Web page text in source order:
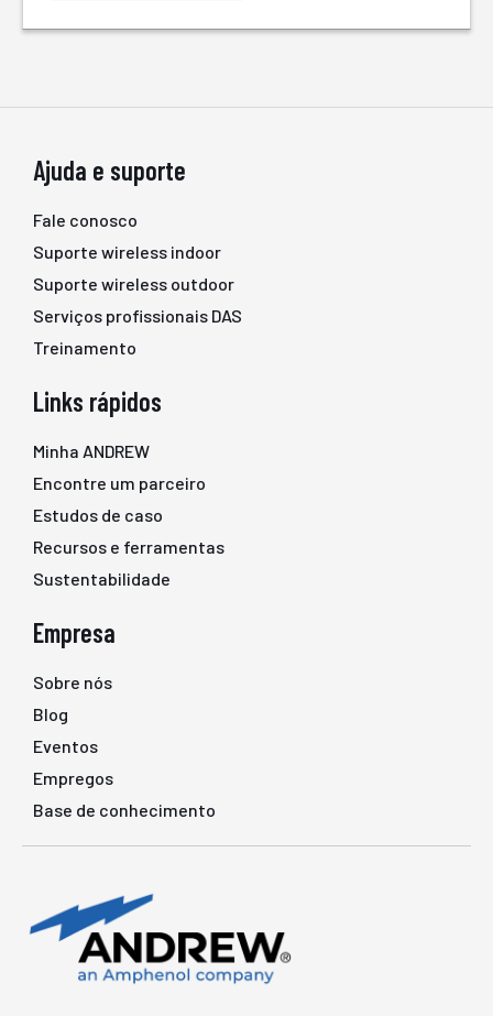
Ajuda e suporte
Fale conosco
Suporte wireless indoor
Suporte wireless outdoor
Serviços profissionais DAS
Treinamento
Links rápidos
Minha ANDREW
Encontre um parceiro
Estudos de caso
Recursos e ferramentas
Sustentabilidade
Empresa
Sobre nós
Blog
Eventos
Empregos
Base de conhecimento